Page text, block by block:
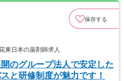
保存する
東日本の薬剤師求人
のグループ法人で安定した
と研修制度が魅力です！